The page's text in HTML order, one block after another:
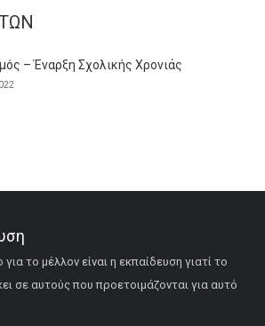
– Έναρξη Σχολικής Χρονιάς
για το μέλλον είναι η εκπαίδευση γιατί το
σε αυτούς που προετοιμάζονται για αυτό